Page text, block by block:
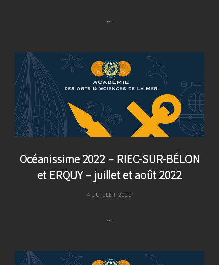
–
Hillion
(22)
22
Avril
Au
Mai
2023
Océanissime 2022 – RIEC-SUR-BÉLON
et ERQUY – juillet et août 2022
POSTED
4 JUILLET 2022
…
–